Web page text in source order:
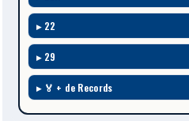
22
29
🏅 + de Records